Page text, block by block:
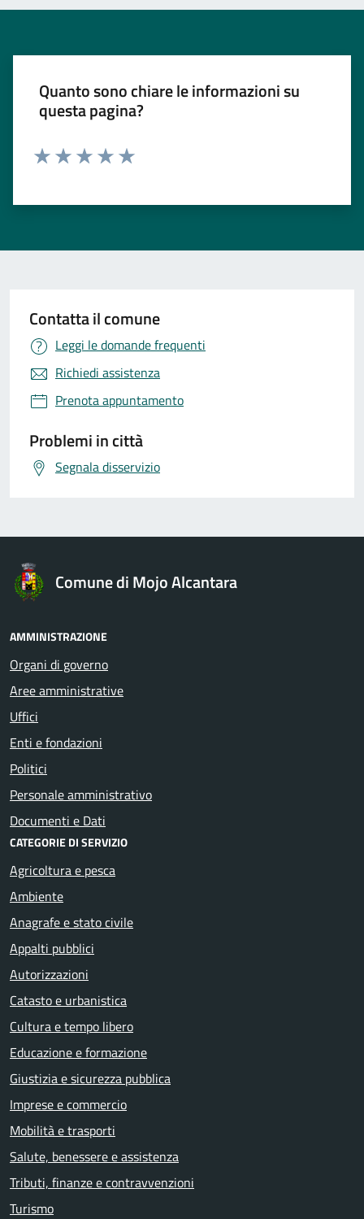
Quanto sono chiare le informazioni su
questa pagina?
Contatta il comune
Leggi le domande frequenti
Richiedi assistenza
Prenota appuntamento
Problemi in città
Segnala disservizio
Comune di Mojo Alcantara
AMMINISTRAZIONE
Organi di governo
Aree amministrative
Uffici
Enti e fondazioni
Politici
Personale amministrativo
Documenti e Dati
CATEGORIE DI SERVIZIO
Agricoltura e pesca
Ambiente
Anagrafe e stato civile
Appalti pubblici
Autorizzazioni
Catasto e urbanistica
Cultura e tempo libero
Educazione e formazione
Giustizia e sicurezza pubblica
Imprese e commercio
Mobilità e trasporti
Salute, benessere e assistenza
Tributi, finanze e contravvenzioni
Turismo